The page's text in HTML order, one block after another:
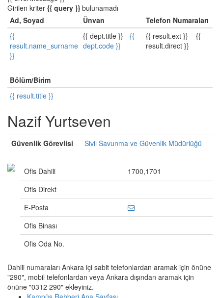
Girilen kriter {{ query }} bulunamadı
Ad, Soyad
Ünvan
Telefon Numaraları
{{
result.name_surname
}}
{{ dept.title }} - {{
dept.code }}
{{ result.ext }} – {{
result.direct }}
Bölüm/Birim
{{ result.title }}
Nazif Yurtseven
Güvenlik Görevlisi Sivil Savunma ve Güvenlik Müdürlüğü
Ofis Dahili
1700,1701
Ofis Direkt
E-Posta
Ofis Binası
Ofis Oda No.
Dahili numaraları Ankara içi sabit telefonlardan aramak için önüne
"290", mobil telefonlardan veya Ankara dışından aramak için
önüne "0312 290" ekleyiniz.